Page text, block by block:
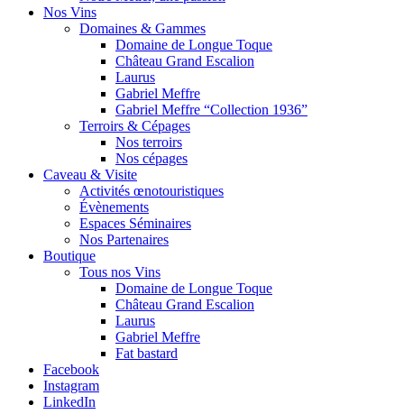
Nos Vins
Domaines & Gammes
Domaine de Longue Toque
Château Grand Escalion
Laurus
Gabriel Meffre
Gabriel Meffre “Collection 1936”
Terroirs & Cépages
Nos terroirs
Nos cépages
Caveau & Visite
Activités œnotouristiques
Évènements
Espaces Séminaires
Nos Partenaires
Boutique
Tous nos Vins
Domaine de Longue Toque
Château Grand Escalion
Laurus
Gabriel Meffre
Fat bastard
Facebook
Instagram
LinkedIn